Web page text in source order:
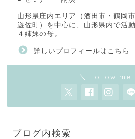
山形県庄内エリア（酒田市・鶴岡
遊佐町）を中心に、山形県内で活動
４姉妹の母。
詳しいプロフィールはこちら
＼ Follow me
ブログ内検索